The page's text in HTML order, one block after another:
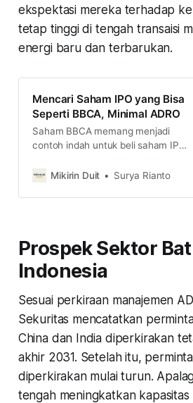
ekspektasi mereka terhadap
tetap tinggi di tengah transaisi
energi baru dan terbarukan.
Mencari Saham IPO yang Bisa
Seperti BBCA, Minimal ADRO
Saham BBCA memang menjadi
contoh indah untuk beli saham IPO,
yang bisa kayak BBCA saat ini?
ya
Mikirin Duit Surya Rianto
Prospek Sektor
Indonesia
Sesuai perkiraan manajemen
Sekuritas mencatatkan
China dan India diperkirakan
akhir 2031. Setelah itu,
diperkirakan mulai turun.
tengah meningkatkan